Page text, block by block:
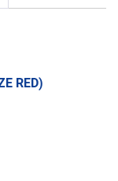
RED)